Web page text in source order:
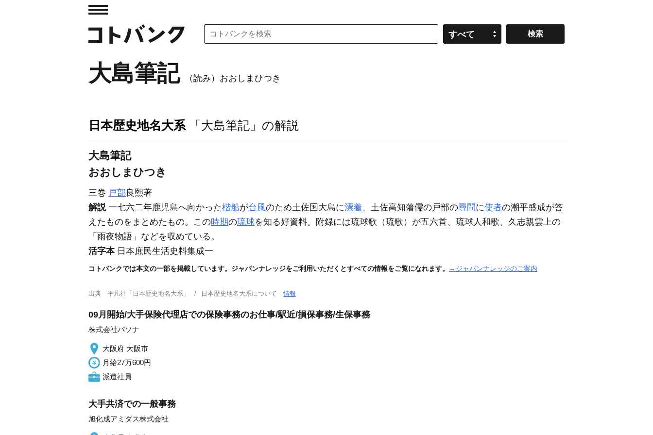
すべて
大島筆記 （読み）おおしまひつき
日本歴史地名大系 「大島筆記」の解説
大島筆記
おおしまひつき
三巻 戸部 良熙著
解説一七六二年鹿児島へ向かった楷船が台風のため土佐国大島に漂着、土佐高知藩儒の戸部の尋問に使者の潮平盛成が答
えたものをまとめたもの。この時期の琉球を知る好資料。附録には琉球歌 （琉歌） が五六首、琉球人和歌、久志親雲上の
「雨夜物語」などを収めている。
活字本日本庶民生活史料集成一
コトバンクでは本文の一部を掲載しています。ジャパンナレッジをご利用いただくとすべての情報をご覧になれます。 →ジャパンナレッジのご案内
出典 平凡社「日本歴史地名大系」 日本歴史地名大系について情報
09月開始/大手保険代理店での保険事務のお仕事/駅近/損保事務/生保事務
株式会社パソナ
大阪府 大阪市
月給27万600円
派遣社員
大手共済での一般事務
旭化成アミダス株式会社